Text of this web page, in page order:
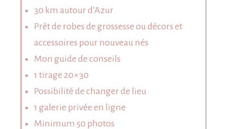
30 km autour d’Azur
Prêt de robes de grossesse ou décors et
accessoires pour nouveau nés
Mon guide de conseils
1 tirage 20×30
Possibilité de changer de lieu
1 galerie privée en ligne
Minimum 50 photos